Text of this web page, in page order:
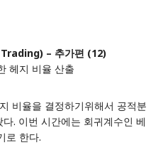
– 추가편 (12)
헤지 비율 산출
비율을 결정하기위해서 공적분
. 이번 시간에는 회귀계수인 베
로 한다.